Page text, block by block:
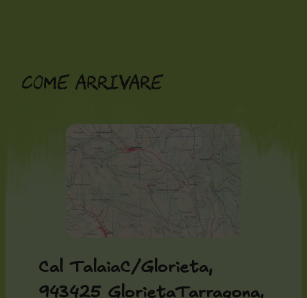
Come arrivare
Cal TalaiaC/Glorieta,
943425 GlorietaTarragona,